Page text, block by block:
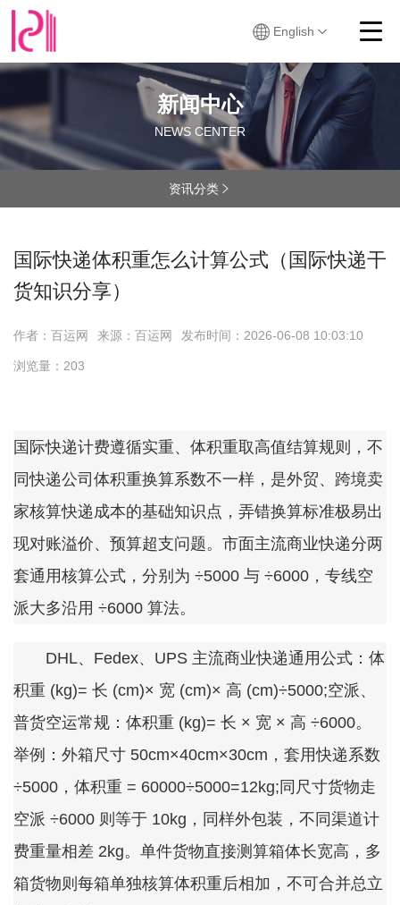
English
新闻中心
NEWS CENTER
资讯分类 
国际快递体积重怎么计算公式（国际快递干
货知识分享）
作者：百运网 来源：百运网 发布时间： 2026-06-08 10:03:10
浏览量： 203
国际快递计费遵循实重、体积重取高值结算规则，不
同快递公司体积重换算系数不一样，是外贸、跨境卖
家核算快递成本的基础知识点，弄错换算标准极易出
现对账溢价、预算超支问题。市面主流商业快递分两
套通用核算公式，分别为 ÷5000 与 ÷6000，专线空
派大多沿用 ÷6000 算法。
DHL、Fedex、UPS 主流商业快递通用公式：体
积重 (kg)= 长 (cm)× 宽 (cm)× 高 (cm)÷5000;空派、
普货空运常规：体积重 (kg)= 长 × 宽 × 高 ÷6000。
举例：外箱尺寸 50cm×40cm×30cm，套用快递系数
÷5000，体积重 = 60000÷5000=12kg;同尺寸货物走
空派 ÷6000 则等于 10kg，同样外包装，不同渠道计
费重量相差 2kg。单件货物直接测算箱体长宽高，多
箱货物则每箱单独核算体积重后相加，不可合并总立